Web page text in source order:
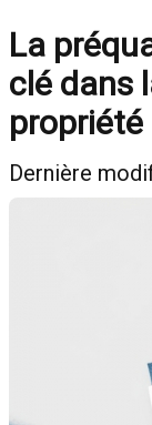
La
clé dans
propriété
Dernière